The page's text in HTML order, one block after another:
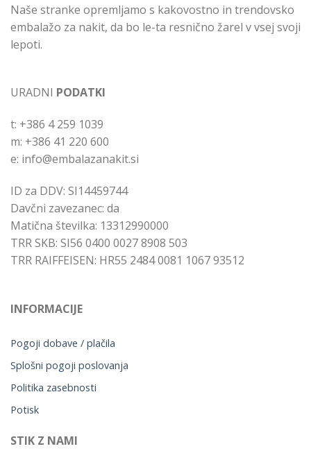
Naše stranke opremljamo s kakovostno in trendovsko
embalažo za nakit, da bo le-ta resnično žarel v vsej svoji
lepoti.
URADNI PODATKI
t: +386 4 259 1039
m: +386 41 220 600
e: info@embalazanakit.si
ID za DDV: SI14459744
Davčni zavezanec: da
Matična številka: 13312990000
TRR SKB: SI56 0400 0027 8908 503
TRR RAIFFEISEN: HR55 2484 0081 1067 93512
INFORMACIJE
Pogoji dobave / plačila
Splošni pogoji poslovanja
Politika zasebnosti
Potisk
STIK Z NAMI